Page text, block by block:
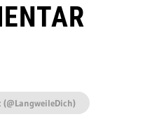
(@LangweileDich)